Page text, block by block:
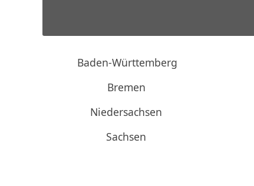
Baden-Württemberg
Bremen
Niedersachsen
Sachsen